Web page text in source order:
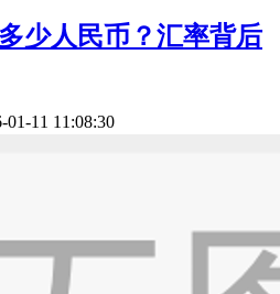
少人民币？汇率背后
01-11 11:08:30